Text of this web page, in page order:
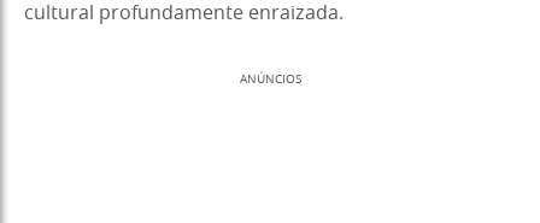
cultural profundamente enraizada.
ANÚNCIOS